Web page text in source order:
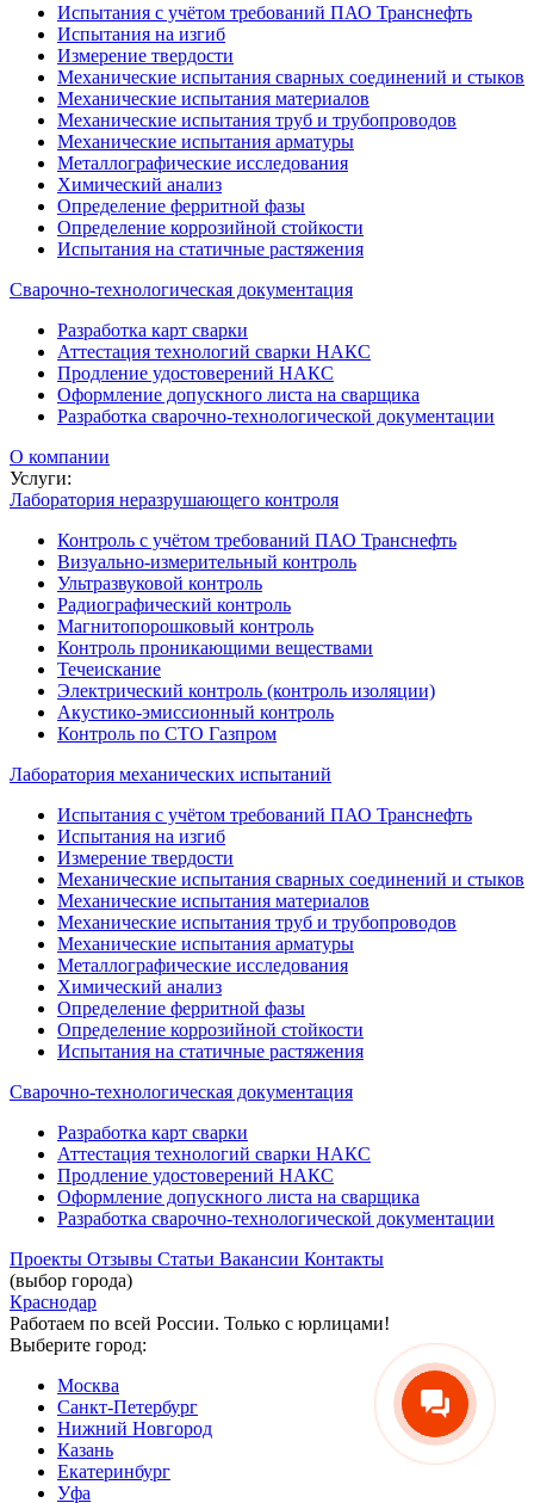
Испытания с учётом требований ПАО Транснефть
Испытания на изгиб
Измерение твердости
Механические испытания сварных соединений и стыков
Механические испытания материалов
Механические испытания труб и трубопроводов
Механические испытания арматуры
Металлографические исследования
Химический анализ
Определение ферритной фазы
Определение коррозийной стойкости
Испытания на статичные растяжения
Сварочно-технологическая документация
Разработка карт сварки
Аттестация технологий сварки НАКС
Продление удостоверений НАКС
Оформление допускного листа на сварщика
Разработка сварочно-технологической документации
О компании
Услуги:
Лаборатория неразрушающего контроля
Контроль с учётом требований ПАО Транснефть
Визуально-измерительный контроль
Ультразвуковой контроль
Радиографический контроль
Магнитопорошковый контроль
Контроль проникающими веществами
Течеискание
Электрический контроль (контроль изоляции)
Акустико-эмиссионный контроль
Контроль по СТО Газпром
Лаборатория механических испытаний
Испытания с учётом требований ПАО Транснефть
Испытания на изгиб
Измерение твердости
Механические испытания сварных соединений и стыков
Механические испытания материалов
Механические испытания труб и трубопроводов
Механические испытания арматуры
Металлографические исследования
Химический анализ
Определение ферритной фазы
Определение коррозийной стойкости
Испытания на статичные растяжения
Сварочно-технологическая документация
Разработка карт сварки
Аттестация технологий сварки НАКС
Продление удостоверений НАКС
Оформление допускного листа на сварщика
Разработка сварочно-технологической документации
Проекты Отзывы Статьи Вакансии Контакты
(выбор города)
Краснодар
Работаем по всей России. Только с юрлицами!
Выберите город:
Москва
Санкт-Петербург
Нижний Новгород
Казань
Екатеринбург
Уфа